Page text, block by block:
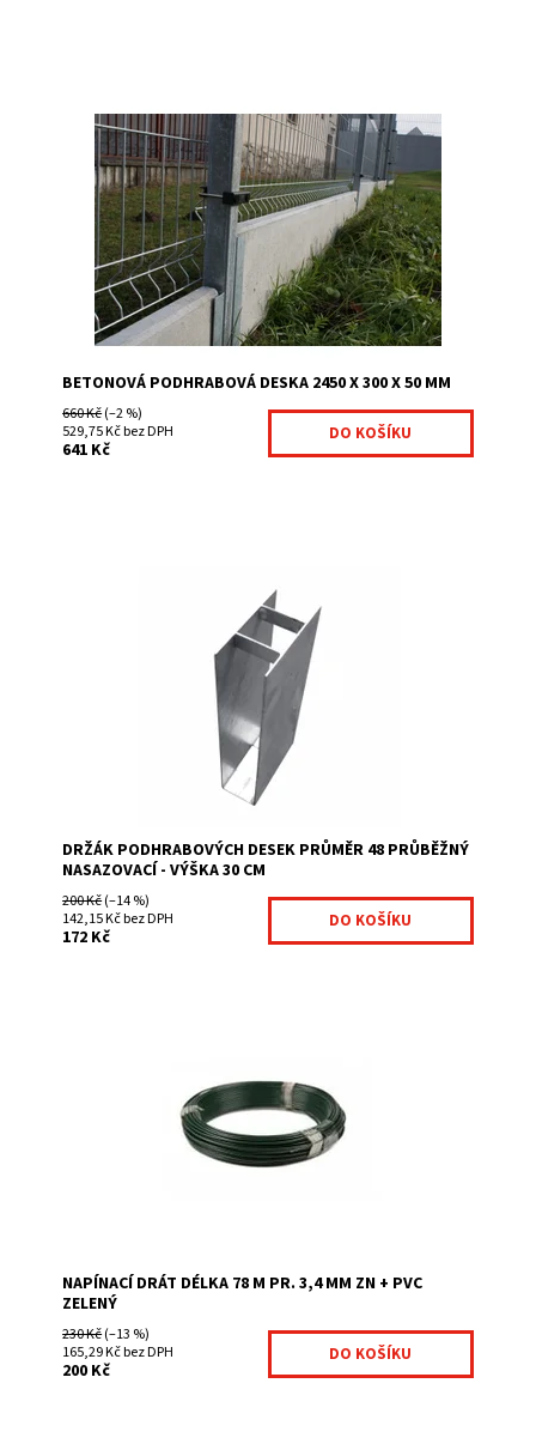
elegantní zkosená horní hrana, prefabrikovaný produkt,
náhrada za zděnou podeznívku, efektivní a rychlá montáž
ve spojení s držákem...
Dostupnost:
Na centrálním skladě
1000110-244
Značka:
Fence consulting
BETONOVÁ PODHRABOVÁ DESKA 2450 X 300 X 50 MM
660 Kč(–2 %)
529,75 Kč bez DPH
641 Kč
Držáky podhrabových desek slouží k jejich
jednoduchému uchycení na plotový sloupek. Můžete se
zvolit podle výšky desky variantu buď výšky 20 nebo...
Na centrálním skladě
1000203-251
Fence consulting
DRŽÁK PODHRABOVÝCH DESEK PRŮMĚR 48 PRŮBĚŽNÝ
NASAZOVACÍ - VÝŠKA 30 CM
200 Kč(–14 %)
142,15 Kč bez DPH
172 Kč
Na centrálním skladě
7026071-89
Fence consulting
NAPÍNACÍ DRÁT DÉLKA 78 M PR. 3,4 MM ZN + PVC
ZELENÝ
230 Kč(–13 %)
165,29 Kč bez DPH
200 Kč